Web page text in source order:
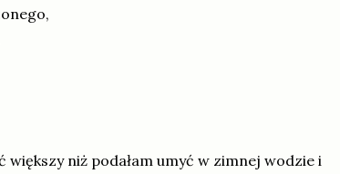
większy niż podałam umyć w zimnej wodzie i